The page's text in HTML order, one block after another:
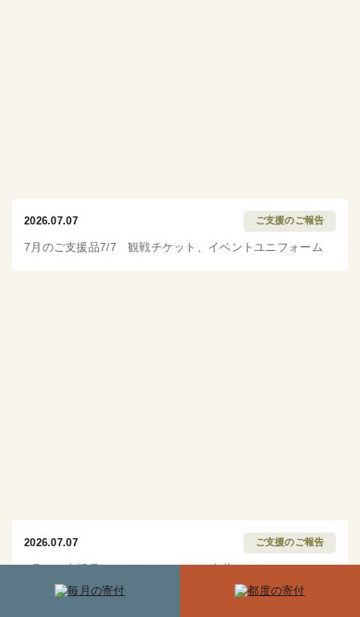
2026.07.07 ご支援のご報告
7月のご支援品7/7 観戦チケット、イベントユニフォーム
2026.07.07 ご支援のご報告
7月のご支援品7/7 バナナ90キロ、牛丼セット